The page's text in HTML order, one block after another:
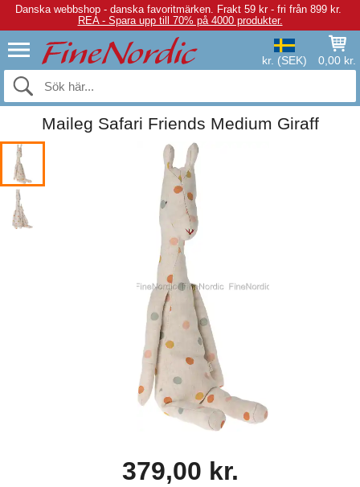
Danska webbshop - danska favoritmärken. Frakt 59 kr - fri från 899 kr.
REA - Spara upp till 70% på 4000 produkter.
kr. (SEK) 0,00 kr.
Maileg Safari Friends Medium Giraff
379,00 kr.